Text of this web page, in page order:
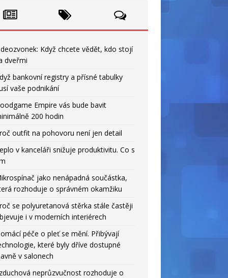
Když chcete vědět, kdo stojí
dveřmi
bankovní registry a přísné tabulky
vaše podnikání
Empire vás bude bavit
200 hodin
outfit na pohovoru není jen detail
v kanceláři snižuje produktivitu. Co s
jako nenápadná součástka,
rozhoduje o správném okamžiku
se polyuretanová stěrka stále častěji
i v moderních interiérech
péče o pleť se mění. Přibývají
které byly dříve dostupné
v salonech
neprůzvučnost rozhoduje o